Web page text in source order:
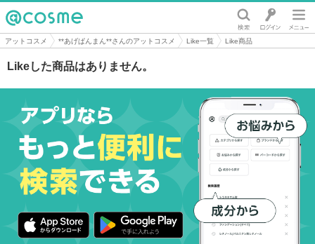
@cosme
アットコスメ **あげぱんまん**さんのアットコスメ Like一覧 Like商品
Likeした商品はありません。